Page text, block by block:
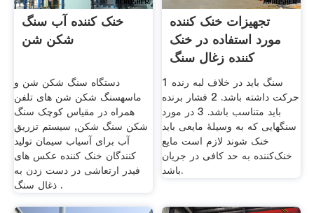
خنک کننده آب سنگ
شکن شن
دستگاه سنگ شکن شن و
ماسهسنگ شکن شن های تلفن
همراه در مقیاس کوچک سنگ
شکن سنگ شکن, سیستم تزریق
آب برای آسیاب سیمان تولید
کنندگان خنک کننده عکس های
فیدر ارتعاشی در دست زدن به
ذغال سنگ .
تجهیزات خنک کننده
مورد استفاده در خنک
کننده زغال سنگ
1 سنگ باید در خلاف لبه رنده
حرکت داشته باشد. 2 فشار برنده
باید متناسب باشد. 3 در مورد
سنگهایی که به وسیلهٔ مایعی باید
خنک شوند لازم است مایع
خنک‌کننده به حد کافی در جریان
باشد.